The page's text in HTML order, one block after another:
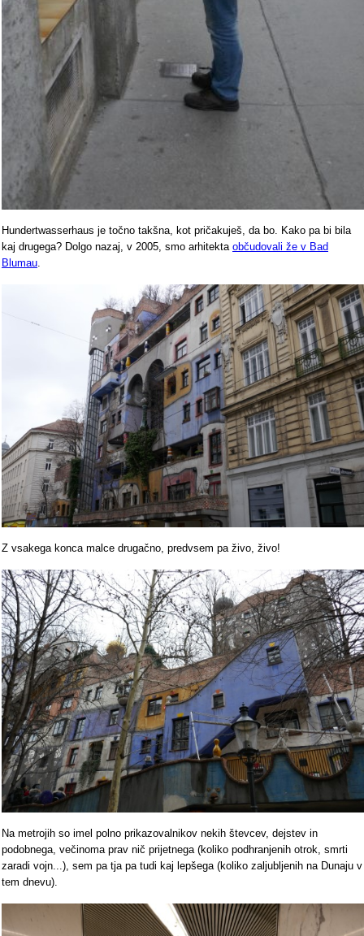
Hundertwasserhaus je točno takšna, kot pričakuješ, da bo. Kako pa bi bila
kaj drugega? Dolgo nazaj, v 2005, smo arhitekta občudovali že v Bad
Blumau
Z vsakega konca malce drugačno, predvsem pa živo, živo!
Na metrojih so imel polno prikazovalnikov nekih števcev, dejstev in
podobnega, večinoma prav nič prijetnega (koliko podhranjenih otrok, smrti
zaradi vojn...), sem pa tja pa tudi kaj lepšega (koliko zaljubljenih na Dunaju v
tem dnevu).